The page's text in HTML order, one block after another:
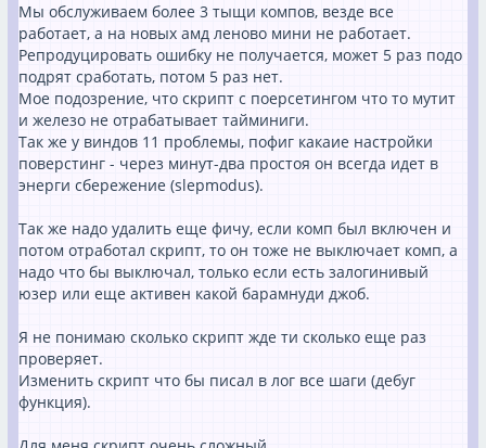
Мы обслуживаем более 3 тыщи компов, везде все
работает, а на новых амд леново мини не работает.
Репродуцировать ошибку не получается, может 5 раз подо
подрят сработать, потом 5 раз нет.
Мое подозрение, что скрипт с поерсетингом что то мутит
и железо не отрабатывает тайминиги.
Так же у виндов 11 проблемы, пофиг какаие настройки
поверстинг - через минут-два простоя он всегда идет в
энерги сбережение (slepmodus).
Так же надо удалить еще фичу, если комп был включен и
потом отработал скрипт, то он тоже не выключает комп, а
надо что бы выключал, только если есть залогинивый
юзер или еще активен какой барамнуди джоб.
Я не понимаю сколько скрипт жде ти сколько еще раз
проверяет.
Изменить скрипт что бы писал в лог все шаги (дебуг
функция).